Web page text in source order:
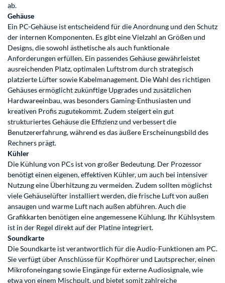
ab.
Gehäuse
Ein PC-Gehäuse ist entscheidend für die Anordnung und den Schutz
der internen Komponenten. Es gibt eine Vielzahl an Größen und
Designs, die sowohl ästhetische als auch funktionale
Anforderungen erfüllen. Ein passendes Gehäuse gewährleistet
ausreichenden Platz, optimalen Luftstrom durch strategisch
platzierte Lüfter sowie Kabelmanagement. Die Wahl des richtigen
Gehäuses ermöglicht zukünftige Upgrades und zusätzlichen
Hardwareeinbau, was besonders Gaming-Enthusiasten und
kreativen Profis zugutekommt. Zudem steigert ein gut
strukturiertes Gehäuse die Effizienz und verbessert die
Benutzererfahrung, während es das äußere Erscheinungsbild des
Rechners prägt.
Kühler
Die Kühlung von PCs ist von großer Bedeutung. Der Prozessor
benötigt einen eigenen, effektiven Kühler, um auch bei intensiver
Nutzung eine Überhitzung zu vermeiden. Zudem sollten möglichst
viele Gehäuselüfter installiert werden, die frische Luft von außen
ansaugen und warme Luft nach außen abführen. Auch die
Grafikkarten benötigen eine angemessene Kühlung. Ihr Kühlsystem
ist in der Regel direkt auf der Platine integriert.
Soundkarte
Die Soundkarte ist verantwortlich für die Audio-Funktionen am PC.
Sie verfügt über Anschlüsse für Kopfhörer und Lautsprecher, einen
Mikrofoneingang sowie Eingänge für externe Audiosignale, wie
etwa von einem Mischpult, und bietet somit zahlreiche